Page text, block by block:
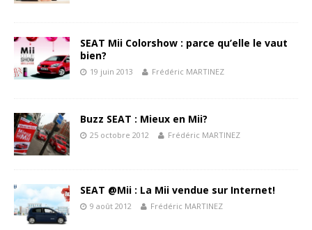
SEAT Mii Colorshow : parce qu’elle le vaut
bien?
19 juin 2013 Frédéric MARTINEZ
Buzz SEAT : Mieux en Mii?
25 octobre 2012 Frédéric MARTINEZ
SEAT @Mii : La Mii vendue sur Internet!
9 août 2012 Frédéric MARTINEZ